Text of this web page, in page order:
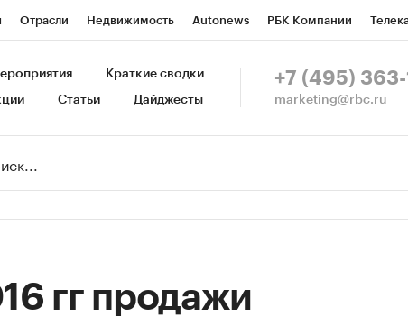
Отрасли Недвижимость Autonews РБК Компании
Газета Спецпроекты СПб Конференции СПб Спецпроекты
Краткие сводки
Статьи Дайджесты
+7 (495) 363-
marketing@rbc.ru
гг продажи